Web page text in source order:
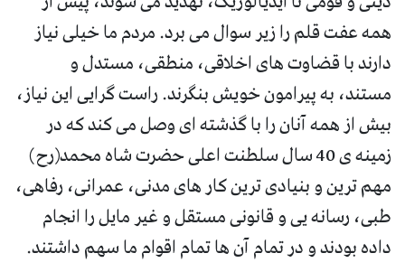
همه عفت قلم را زیر سوال می برد. مردم ما خیلی نیاز
دارند با قضاوت های اخلاقی، منطقی، مستدل و
مستند، به پیرامون خویش بنگرند. راست گرایی این نیاز،
بیش از همه آنان را با گذشته ای وصل می کند که در
زمینه ی 40 سال سلطنت اعلی حضرت شاه محمد(رح)
مهم ترین و بنیادی ترین کار های مدنی، عمرانی، رفاهی،
طبی، رسانه یی و قانونی مستقل و غیر مایل را انجام
داده بودند و در تمام آن ها تمام اقوام ما سهم داشتند.